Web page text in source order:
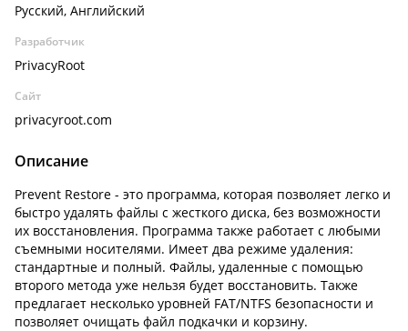
Русский, Английский
Разработчик
PrivacyRoot
Сайт
privacyroot.com
Описание
Prevent Restore - это программа, которая позволяет легко и
быстро удалять файлы с жесткого диска, без возможности
их восстановления. Программа также работает с любыми
съемными носителями. Имеет два режиме удаления:
стандартные и полный. Файлы, удаленные с помощью
второго метода уже нельзя будет восстановить. Также
предлагает несколько уровней FAT/NTFS безопасности и
позволяет очищать файл подкачки и корзину.